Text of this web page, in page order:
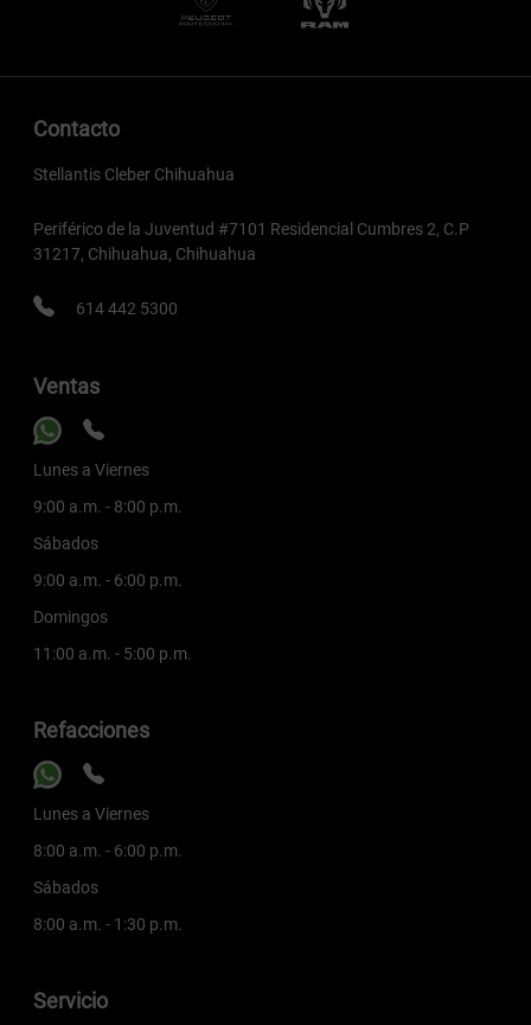
Contacto
Stellantis Cleber Chihuahua
Periférico de la Juventud #7101 Residencial Cumbres 2, C.P
31217, Chihuahua, Chihuahua
614 442 5300
Ventas
Lunes a Viernes
9:00 a.m. - 8:00 p.m.
Sábados
9:00 a.m. - 6:00 p.m.
Domingos
11:00 a.m. - 5:00 p.m.
Refacciones
Lunes a Viernes
8:00 a.m. - 6:00 p.m.
Sábados
8:00 a.m. - 1:30 p.m.
Servicio